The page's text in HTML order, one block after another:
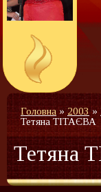
Головна »2003»
Тетяна ТІТАЄВА
Тетяна